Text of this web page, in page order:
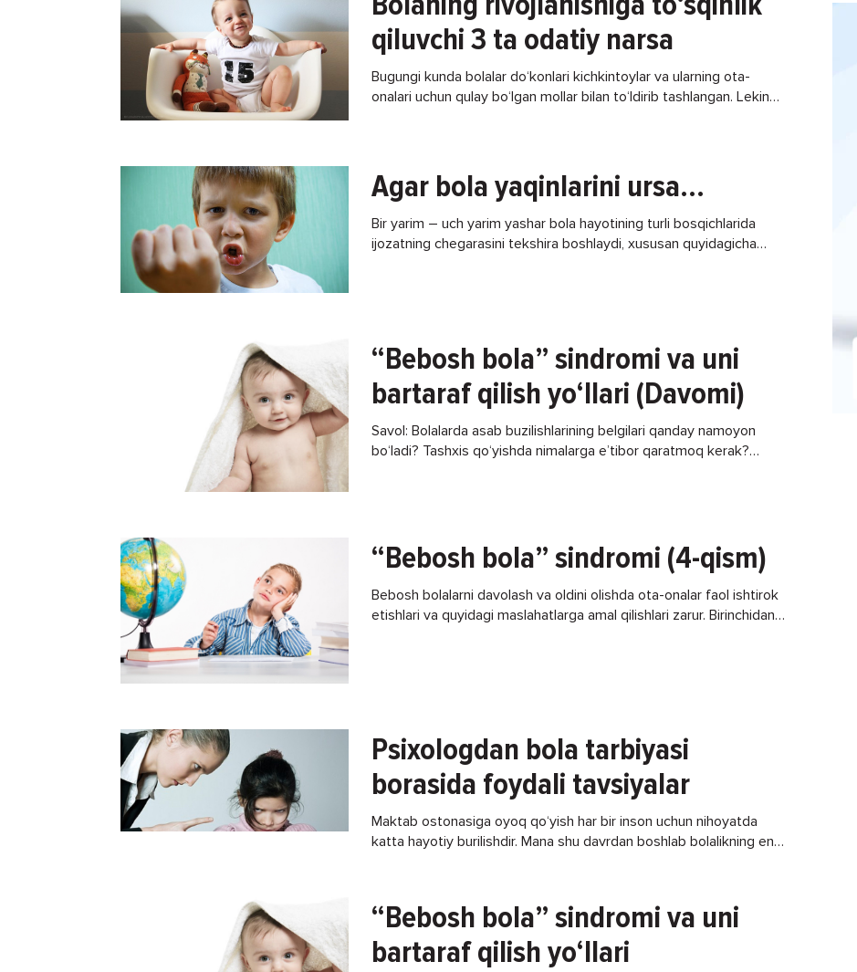
qiluvchi 3 ta odatiy narsa
Bugungi kunda bolalar do‘konlari kichkintoylar va ularning ota-
onalari uchun qulay bo‘lgan mollar bilan to‘ldirib tashlangan. Lekin
Agar bola yaqinlarini ursa...
Bir yarim – uch yarim yashar bola hayotining turli bosqichlarida
ijozatning chegarasini tekshira boshlaydi, xususan quyidagicha
“Bebosh bola” sindromi va uni
bartaraf qilish yo‘llari (Davomi)
Savol: Bolalarda asab buzilishlarining belgilari qanday namoyon
bo‘ladi? Tashxis qo‘yishda nimalarga e’tibor qaratmoq kerak?
“Bebosh bola” sindromi (4-qism)
Bebosh bolalarni davolash va oldini olishda ota-onalar faol ishtirok
etishlari va quyidagi maslahatlarga amal qilishlari zarur. Birinchidan,
Psixologdan bola tarbiyasi
borasida foydali tavsiyalar
Maktab ostonasiga oyoq qo‘yish har bir inson uchun nihoyatda
katta hayotiy burilishdir. Mana shu davrdan boshlab bolalikning eng
“Bebosh bola” sindromi va uni
bartaraf qilish yo‘llari